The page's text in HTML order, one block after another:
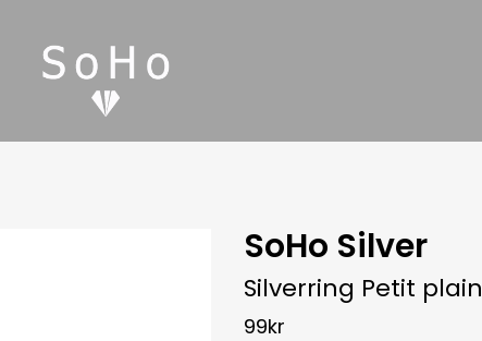
SoHo Silver
Silverring Petit plain
99kr